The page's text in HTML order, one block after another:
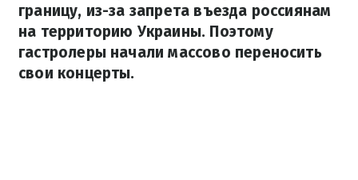
границу, из-за запрета въезда россиянам
на территорию Украины. Поэтому
гастролеры начали массово переносить
свои концерты.